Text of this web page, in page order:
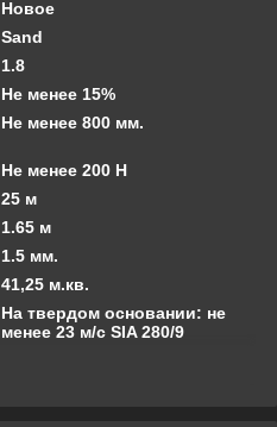
Новое
Sand
1.8
Не менее 15%
Не менее 800 мм.
Не менее 200 Н
25 м
1.65 м
1.5 мм.
41,25 м.кв.
На твердом основании: не
менее 23 м/с SIA 280/9